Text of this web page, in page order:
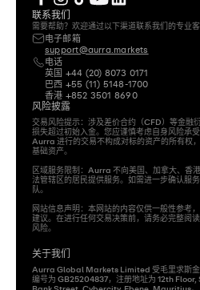
联系我们
需要帮助？欢迎通过以下渠道联系我们的专业
电子邮箱
support@aurra.markets
电话
英国 +44 (20) 8073 0171
巴西 +55 (11) 5148-1700
香港 +852 3501 8690
风险披露
交易风险提示：涉及差价合约（CFD）等金融
损失超过初始入金。您应谨慎考虑自身风险承
Aurra 进行的交易不构成对标的资产的所有权
基础资产。
区域服务限制：Aurra 不向美国、加拿大、香
法管辖区的居民提供服务。如需进一步确认服
队。
网站信息声明：本网站的内容仅供一般性参考
建议。在进行任何交易决策前，请务必完整阅
风险。
关于我们
Aurra Global Markets Limited 受毛里求斯金
编号为 GB25204837，注册地址为 12th